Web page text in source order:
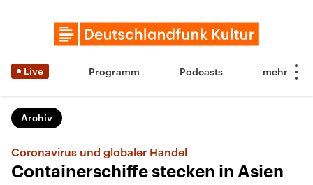
Live Programm Podcasts
Archiv
Coronavirus und globaler Handel
Containerschiffe stecken in Asien